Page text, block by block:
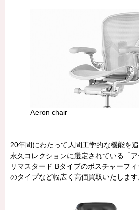
Aeron chair
20年間にわたって人間工学的な機能を
永久コレクションに選定されている「ア
リマスタード Bタイプのポスチャーフ
のタイプなど幅広く高価買取いたします